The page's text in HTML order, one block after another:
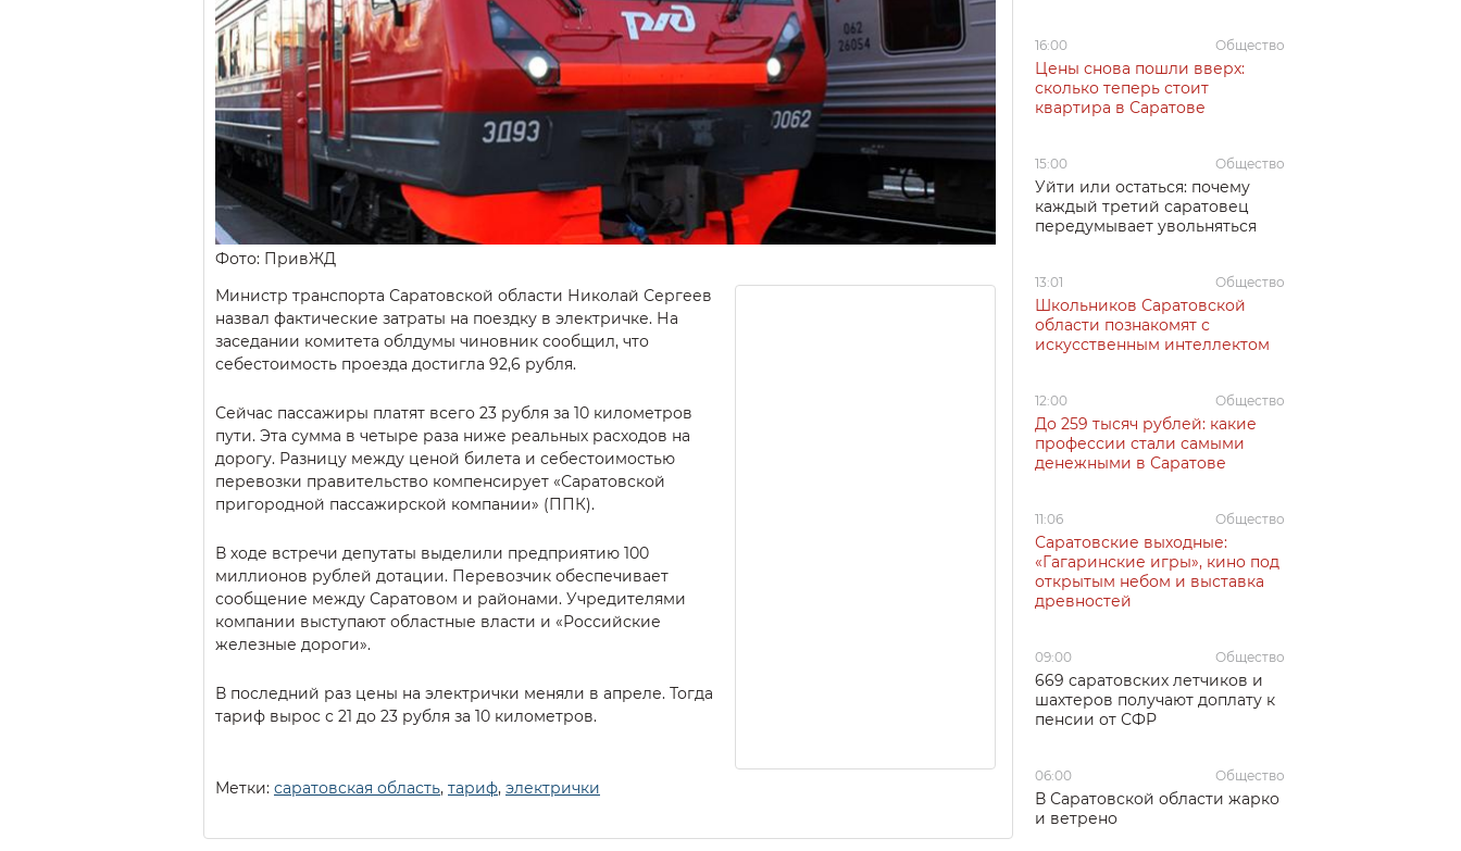
Фото: ПривЖД
Министр транспорта Саратовской области Николай Сергеев
назвал фактические затраты на поездку в электричке. На
заседании комитета облдумы чиновник сообщил, что
себестоимость проезда достигла 92,6 рубля.
Сейчас пассажиры платят всего 23 рубля за 10 километров
пути. Эта сумма в четыре раза ниже реальных расходов на
дорогу. Разницу между ценой билета и себестоимостью
перевозки правительство компенсирует «Саратовской
пригородной пассажирской компании» (ППК).
В ходе встречи депутаты выделили предприятию 100
миллионов рублей дотации. Перевозчик обеспечивает
сообщение между Саратовом и районами. Учредителями
компании выступают областные власти и «Российские
железные дороги».
В последний раз цены на электрички меняли в апреле. Тогда
тариф вырос с 21 до 23 рубля за 10 километров.
Метки: саратовская область, тариф, электрички
16:00 Общество
Цены снова пошли вверх:
сколько теперь стоит
квартира в Саратове
15:00 Общество
Уйти или остаться: почему
каждый третий саратовец
передумывает увольняться
13:01 Общество
Школьников Саратовской
области познакомят с
искусственным интеллектом
12:00 Общество
До 259 тысяч рублей: какие
профессии стали самыми
денежными в Саратове
11:06 Общество
Саратовские выходные:
«Гагаринские игры», кино под
открытым небом и выставка
древностей
09:00 Общество
669 саратовских летчиков и
шахтеров получают доплату к
пенсии от СФР
06:00 Общество
В Саратовской области жарко
и ветрено